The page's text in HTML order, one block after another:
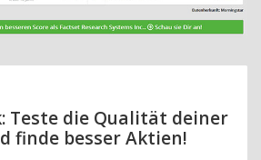
Teste die Qualität deiner
finde besser Aktien!